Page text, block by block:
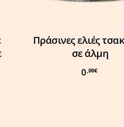
Πράσινες ελιές
σε άλμη
0,00€